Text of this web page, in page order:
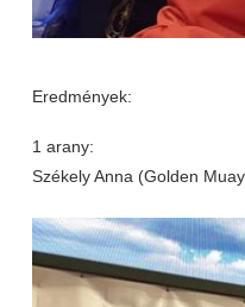
Eredmények:
1 arany:
Székely Anna (Golden